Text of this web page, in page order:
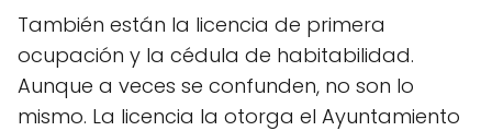
También están la licencia de primera
ocupación y la cédula de habitabilidad.
Aunque a veces se confunden, no son lo
mismo. La licencia la otorga el Ayuntamiento